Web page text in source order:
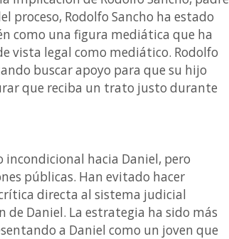
proceso, Rodolfo Sancho ha estado
como una figura mediática que ha
vista legal como mediático. Rodolfo
buscar apoyo para que su hijo
que reciba un trato justo durante
hacia Daniel, pero
públicas. Han evitado hacer
directa al sistema judicial
Daniel. La estrategia ha sido más
a Daniel como un joven que